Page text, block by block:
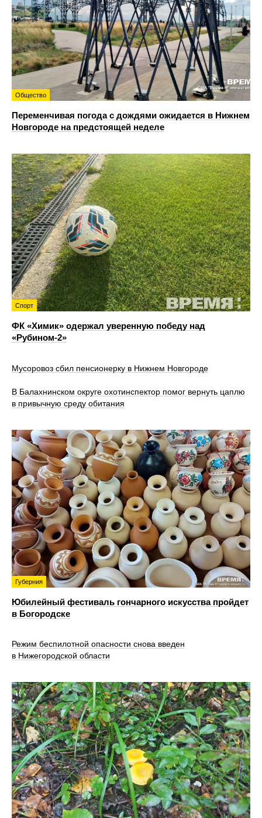
Общество
Переменчивая погода с дождями ожидается в Нижнем
Новгороде на предстоящей неделе
Спорт
ФК «Химик» одержал уверенную победу над
«Рубином‑2»
Мусоровоз сбил пенсионерку в Нижнем Новгороде
В Балахнинском округе охотинспектор помог вернуть цаплю
в привычную среду обитания
Губерния
Юбилейный фестиваль гончарного искусства пройдет
в Богородске
Режим беспилотной опасности снова введен
в Нижегородской области